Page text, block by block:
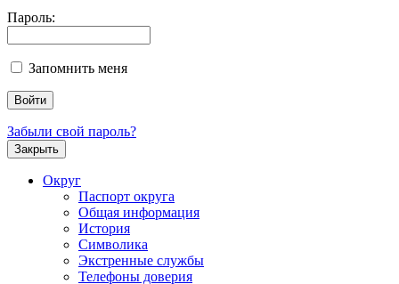
Пароль:
Запомнить меня
Забыли свой пароль?
Закрыть
Округ
Паспорт округа
Общая информация
История
Символика
Экстренные службы
Телефоны доверия